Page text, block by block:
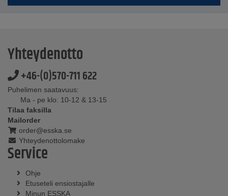
Yhteydenotto
+46-(0)570-711 622
Puhelimen saatavuus:
Ma - pe klo: 10-12 & 13-15
Tilaa faksilla
Mailorder
order@esska.se
Yhteydenottolomake
Service
Ohje
Etuseteli ensiostajalle
Minun ESSKA